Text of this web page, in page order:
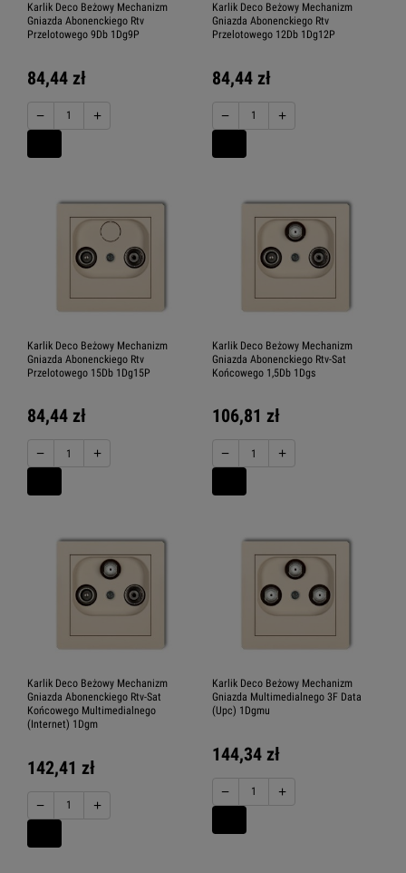
Karlik Deco Beżowy Mechanizm
Gniazda Abonenckiego Rtv
Przelotowego 9Db 1Dg9P
84,44 zł
− +
Karlik Deco Beżowy Mechanizm
Gniazda Abonenckiego Rtv
Przelotowego 12Db 1Dg12P
84,44 zł
− +
Karlik Deco Beżowy Mechanizm
Gniazda Abonenckiego Rtv
Przelotowego 15Db 1Dg15P
84,44 zł
− +
Karlik Deco Beżowy Mechanizm
Gniazda Abonenckiego Rtv-Sat
Końcowego 1,5Db 1Dgs
106,81 zł
− +
Karlik Deco Beżowy Mechanizm
Gniazda Abonenckiego Rtv-Sat
Końcowego Multimedialnego
(Internet) 1Dgm
142,41 zł
− +
Karlik Deco Beżowy Mechanizm
Gniazda Multimedialnego 3F Data
(Upc) 1Dgmu
144,34 zł
− +